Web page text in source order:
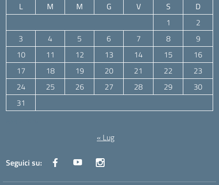
L M M G V S
D
1
2
3
4 5 6 7 8
9
10
11 12 13 14 15
16
17
18 19 20 21 22
23
24
25 26 27 28 29
30
31
« Lug
Seguici su: